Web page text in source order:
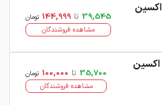
39,545 تا 144,999 تومان
مشاهده فروشندگان
35,700 تا 100,000 تومان
مشاهده فروشندگان